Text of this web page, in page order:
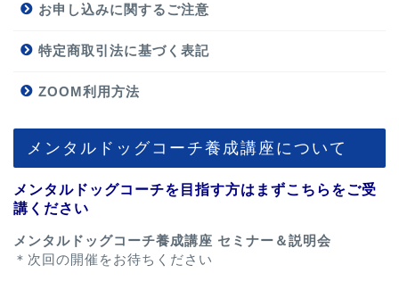
お申し込みに関するご注意
特定商取引法に基づく表記
ZOOM利用方法
メンタルドッグコーチ養成講座について
メンタルドッグコーチを目指す方はまずこちらをご受
講ください
メンタルドッグコーチ養成講座 セミナー＆説明会
＊次回の開催をお待ちください